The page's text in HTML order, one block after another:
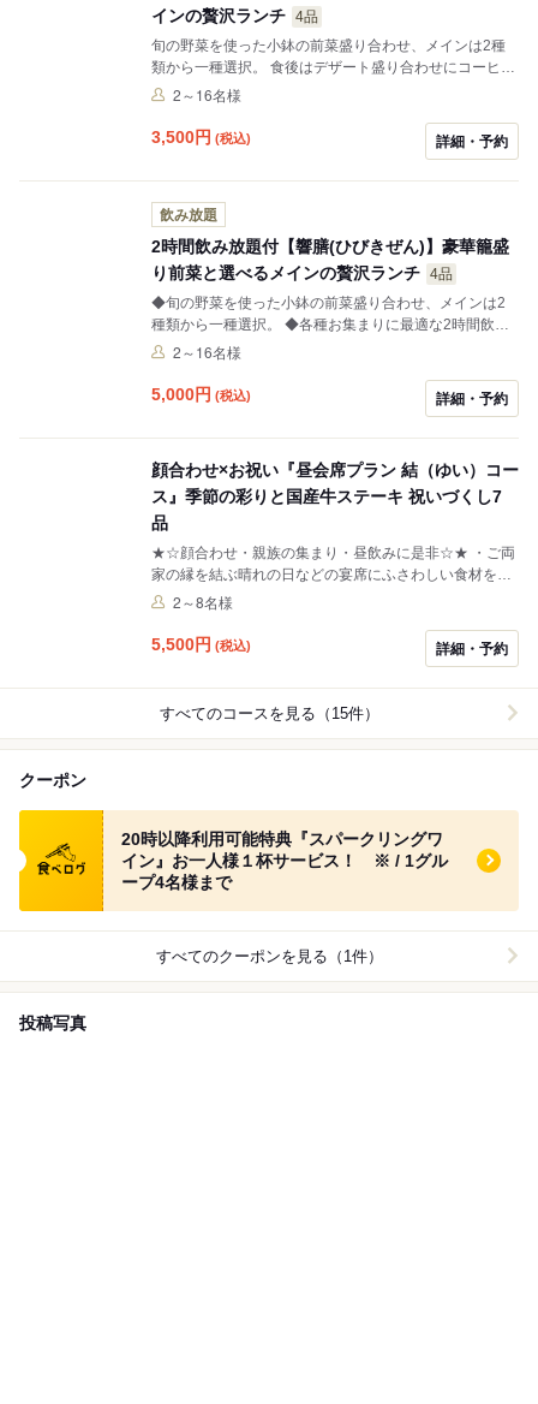
インの贅沢ランチ 4品
旬の野菜を使った小鉢の前菜盛り合わせ、メインは2種
類から一種選択。 食後はデザート盛り合わせにコーヒー
又は紅茶のドリンクバーをご利用可能。
2～16名様
3,500円 (税込) 詳細・予約
飲み放題
2時間飲み放題付【響膳(ひびきぜん)】豪華籠盛
り前菜と選べるメインの贅沢ランチ 4品
◆旬の野菜を使った小鉢の前菜盛り合わせ、メインは2
種類から一種選択。 ◆各種お集まりに最適な2時間飲み
放題付プラン ◆食後はデザート盛り合わせにコーヒー又
2～16名様
5,000円 (税込) 詳細・予約
顔合わせ×お祝い『昼会席プラン 結（ゆい）コー
ス』季節の彩りと国産牛ステーキ 祝いづくし7
品
★☆顔合わせ・親族の集まり・昼飲みに是非☆★ ・ご両
家の縁を結ぶ晴れの日などの宴席にふさわしい食材を盛
り込んだ献立7品 ・お食事は銘々盛りでご用意しており
2～8名様
5,500円 (税込) 詳細・予約
すべてのコースを見る（15件）
クーポン
食べログ クーポン
20時以降利用可能特典『スパークリングワ
イン』お一人様１杯サービス！ ※ / 1グル
ープ4名様まで
すべてのクーポンを見る（1件）
投稿写真